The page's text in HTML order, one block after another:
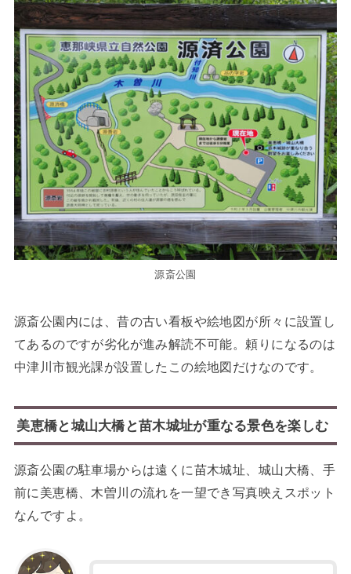
源斎公園
源斎公園内には、昔の古い看板や絵地図が所々に設置し
てあるのですが劣化が進み解読不可能。頼りになるのは
中津川市観光課が設置したこの絵地図だけなのです。
美恵橋と城山大橋と苗木城址が重なる景色を楽しむ
源斎公園の駐車場からは遠くに苗木城址、城山大橋、手
前に美恵橋、木曽川の流れを一望でき写真映えスポット
なんですよ。